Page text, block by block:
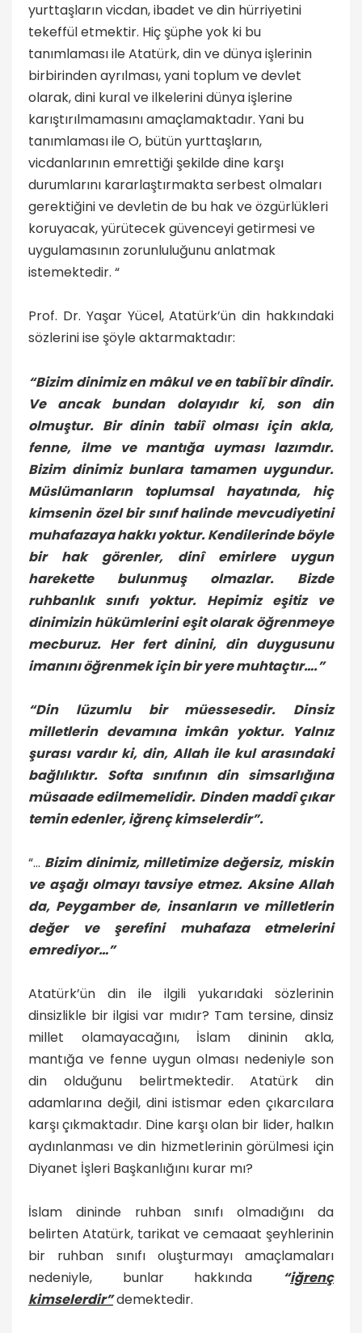
yurttaşların vicdan, ibadet ve din hürriyetini
tekeffül etmektir. Hiç şüphe yok ki bu
tanımlaması ile Atatürk, din ve dünya işlerinin
birbirinden ayrılması, yani toplum ve devlet
olarak, dini kural ve ilkelerini dünya işlerine
karıştırılmamasınıamaçlamaktadır. Yani bu
tanımlamasıile O, bütün yurttaşların,
vicdanlarının emrettiği şekilde dine karşı
durumlarını kararlaştırmakta serbest olmaları
gerektiğini ve devletin de bu hak ve özgürlükleri
koruyacak, yürütecek güvenceyi getirmesi ve
uygulamasının zorunluluğunu anlatmak
istemektedir. “
Prof. Dr. Yaşar Yücel, Atatürk’ün din hakkındaki
sözlerini ise şöyle aktarmaktadır:
“Bizim dinimiz en mâkul ve en tabiî bir dîndir.
Ve ancak bundan dolayıdır ki, son din
olmuştur. Bir dinin tabiî olması için akla,
fenne, ilme ve mantığa uyması lazımdır.
Bizim dinimiz bunlara tamamen uygundur.
Müslümanların toplumsal hayatında, hiç
kimsenin özel bir sınıf halinde mevcudiyetini
muhafazaya hakkı yoktur. Kendilerinde böyle
bir hak görenler, dinî emirlere uygun
harekette bulunmuş olmazlar. Bizde
ruhbanlık sınıfı yoktur. Hepimiz eşitiz ve
dinimizin hükümlerini eşit olarak öğrenmeye
mecburuz. Her fert dinini, din duygusunu
imanını öğrenmek için bir yere muhtaçtır….”
“Din lüzumlu bir müessesedir. Dinsiz
milletlerin devamına imkân yoktur. Yalnız
şurası vardır ki, din, Allah ile kul arasındaki
bağlılıktır. Softa sınıfının din simsarlığına
müsaade edilmemelidir. Dinden maddî çıkar
temin edenler, iğrenç kimselerdir”.
“… Bizim dinimiz, milletimize değersiz, miskin
ve aşağı olmayı tavsiye etmez. Aksine Allah
da, Peygamber de, insanların ve milletlerin
değer ve şerefini muhafaza etmelerini
emrediyor…”
Atatürk’ün din ile ilgili yukarıdaki sözlerinin
dinsizlikle bir ilgisi var mıdır? Tam tersine, dinsiz
millet olamayacağını, İslam dininin akla,
mantığa ve fenne uygun olması nedeniyle son
din olduğunu belirtmektedir. Atatürk din
adamlarına değil, dini istismar eden çıkarcılara
karşı çıkmaktadır. Dine karşı olan bir lider, halkın
aydınlanması ve din hizmetlerinin görülmesi için
Diyanet İşleri Başkanlığını kurar mı?
İslam dininde ruhban sınıfı olmadığını da
belirten Atatürk, tarikat ve cemaaat şeyhlerinin
bir ruhban sınıfı oluşturmayı amaçlamaları
nedeniyle, bunlar hakkında “iğrenç
kimselerdir”demektedir.